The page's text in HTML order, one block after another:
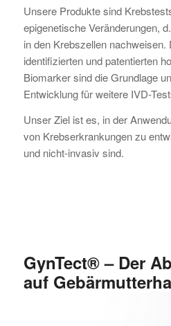
Unsere Produkte sind
epigenetische Veränderungen,
in den Krebszellen nachweisen.
identifizierten und patentierten
Biomarker sind die Grundlage
Entwicklung für weitere IVD-
Unser Ziel ist es, in der
von Krebserkrankungen zu
und nicht-invasiv sind.
GynTect® – Der
auf